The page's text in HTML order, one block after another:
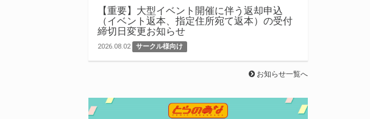
【重要】大型イベント開催に伴う返却申込
（イベント返本、指定住所宛て返本）の受付
締切日変更お知らせ
2026.08.02 サークル様向け
お知らせ一覧へ